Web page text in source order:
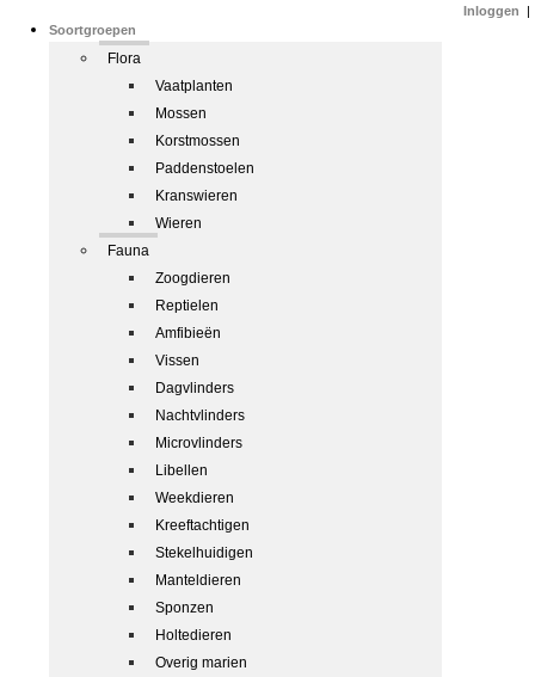
Soortgroepen
Flora
Vaatplanten
Mossen
Korstmossen
Paddenstoelen
Kranswieren
Wieren
Fauna
Zoogdieren
Reptielen
Amfibieën
Vissen
Dagvlinders
Nachtvlinders
Microvlinders
Libellen
Weekdieren
Kreeftachtigen
Stekelhuidigen
Manteldieren
Sponzen
Holtedieren
Overig marien
Inloggen |